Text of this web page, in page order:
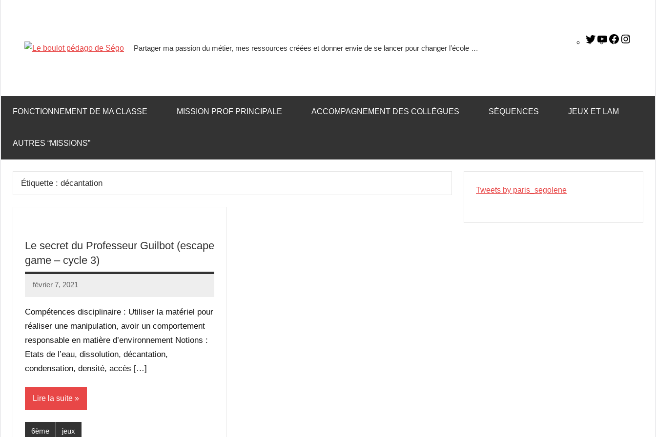
pédago
Ségo
Partager ma passion du métier, mes ressources créées et donner envie de se lancer pour changer l’école …
FONCTIONNEMENT DE MA CLASSE MISSION PROF PRINCIPALE ACCOMPAGNEMENT DES COLLÈGUES SÉQUENCES JEUX ET LAM
AUTRES “MISSIONS”
Étiquette : décantation
Le secret du Professeur Guilbot (escape
game – cycle 3)
février 7, 2021
Seg0_La_Vraie
Aucun
Compétences disciplinaire : Utiliser la matériel pour
réaliser une manipulation, avoir un comportement
responsable en matière d’environnement Notions :
Etats de l’eau, dissolution, décantation,
condensation, densité, accès […]
Lire la suite
6ème jeux
Tweets by paris_segolene